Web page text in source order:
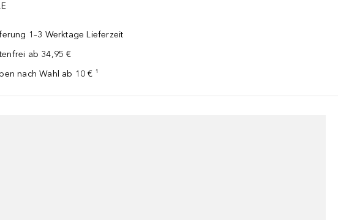
1–3 Werktage Lieferzeit
ab 34,95 €
nach Wahl ab 10 € ¹